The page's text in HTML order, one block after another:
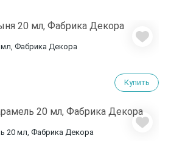
Фабрика Декора
Купить
20 мл, Фабрика Декора